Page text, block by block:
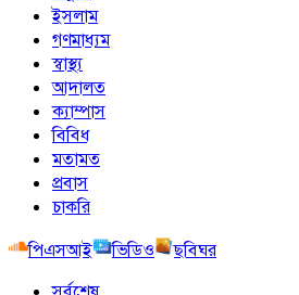
ইসলাম
গণমাধ্যম
স্বাস্থ্য
আদালত
ক্যাম্পাস
বিবিধ
মতামত
প্রবাস
চাকরি
পিএসআই
ভিডিও
ছবিঘর